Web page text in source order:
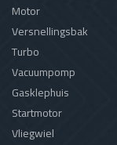
Motor
Versnellingsbak
Turbo
Vacuumpomp
Gasklephuis
Startmotor
Vliegwiel